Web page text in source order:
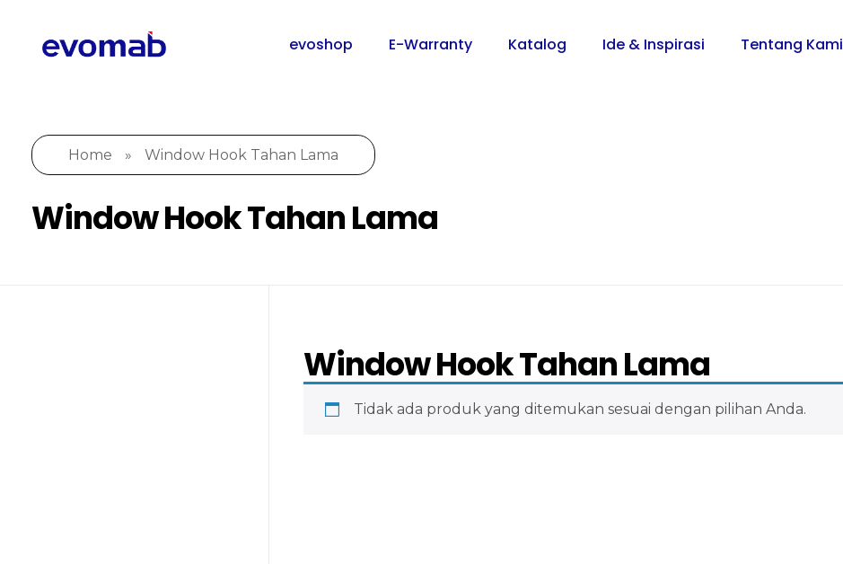
evoshop E-Warranty Katalog Ide & Inspirasi Tentang Kami
Home » Window Hook Tahan Lama
Window Hook Tahan Lama
Window Hook Tahan Lama
Tidak ada produk yang ditemukan sesuai dengan pilihan Anda.